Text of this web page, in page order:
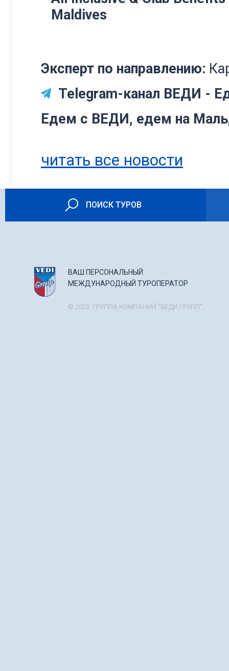
Maldives
Эксперт по направлению:
Telegram-канал ВЕДИ -
Едем с ВЕДИ, едем на
читать все новости
ПОИСК ТУРОВ
ВАШ ПЕРСОНАЛЬНЫЙ
МЕЖДУНАРОДНЫЙ ТУРОПЕРАТОР
© 2023. ГРУППА КОМПАНИЙ "ВЕДИ ГРУПП".